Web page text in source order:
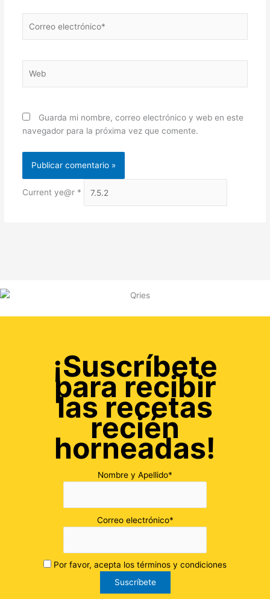
electrónico*
Guarda mi nombre, correo electrónico y web en este
navegador para la próxima vez que comente.
Current ye@r *
¡Suscríbete
para recibir
las recetas
recién
horneadas!
Nombre y Apellido*
Correo electrónico*
Por favor, acepta los términos y condiciones